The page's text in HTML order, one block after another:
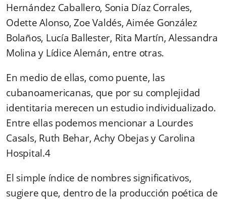
Hernández Caballero, Sonia Díaz Corrales,
Odette Alonso, Zoe Valdés, Aimée González
Bolaños, Lucía Ballester, Rita Martín, Alessandra
Molina y Lídice Alemán, entre otras.
En medio de ellas, como puente, las
cubanoamericanas, que por su complejidad
identitaria merecen un estudio individualizado.
Entre ellas podemos mencionar a Lourdes
Casals, Ruth Behar, Achy Obejas y Carolina
Hospital.4
El simple índice de nombres significativos,
sugiere que, dentro de la producción poética de